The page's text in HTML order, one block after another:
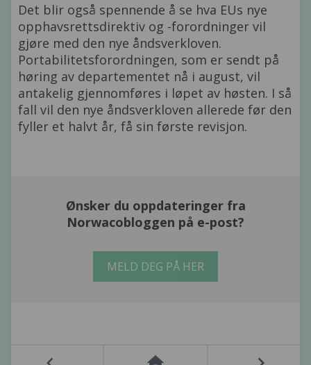
Det blir også spennende å se hva EUs nye
opphavsrettsdirektiv og -forordninger vil
gjøre med den nye åndsverkloven.
Portabilitetsforordningen, som er sendt på
høring av departementet nå i august, vil
antakelig gjennomføres i løpet av høsten. I så
fall vil den nye åndsverkloven allerede før den
fyller et halvt år, få sin første revisjon.
Ønsker du oppdateringer fra
Norwacobloggen på e-post?
MELD DEG PÅ HER